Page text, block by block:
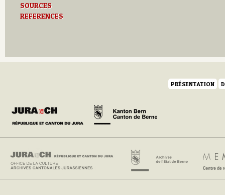
SOURCES
REFERENCES
PRÉSENTATION